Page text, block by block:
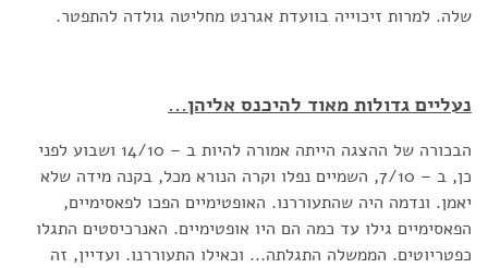
שלה. למרות זיכוייה בוועדת אגרנט מחליטה גולדה להתפטר.
נעליים גדולות מאוד להיכנס אליהן...
הבכורה של ההצגה הייתה אמורה להיות ב – 14/10 ושבוע לפני
כן, ב – 7/10, השמיים נפלו וקרה הנורא מכל, בקנה מידה שלא
יאמן. ונדמה היה שהתעוררנו. האופטימיים הפכו לפאסימיים,
הפאסימיים גילו עד כמה הם היו אופטימיים. האנרכיסטים התגלו
כפטריוטים. הממשלה התגלתה... וכאילו התעוררנו. ועדיין, זה